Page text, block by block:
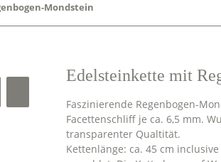
Mondstein
Edelsteinkette mit
Faszinierende Regenbogen-
Facettenschliff je ca. 6,5 mm.
transparenter Qualtität.
Kettenlänge: ca. 45 cm